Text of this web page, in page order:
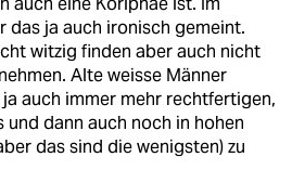
das ja auch ironisch gemeint.
witzig finden aber auch nicht
Alte weisse Männer
auch immer mehr rechtfertigen,
und dann auch noch in hohen
das sind die wenigsten) zu